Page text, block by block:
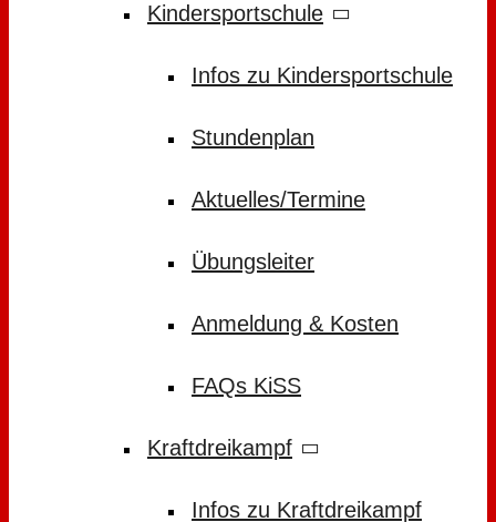
Kindersportschule
Infos zu Kindersportschule
Stundenplan
Aktuelles/Termine
Übungsleiter
Anmeldung & Kosten
FAQs KiSS
Kraftdreikampf
Infos zu Kraftdreikampf